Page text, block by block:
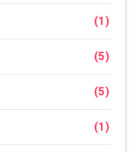
(1)
(5)
(5)
(1)